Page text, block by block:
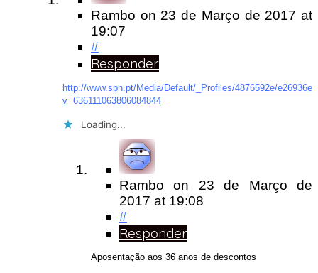
Rambo on 23 de Março de 2017at
19:07
#
Responder
http://www.spn.pt/Media/Default/_Profiles/4876592e/
v=636111063806084844
Loading...
Rambo on 23 de Março de
2017 at 19:08
#
Responder
Aposentação aos 36 anos de descontos